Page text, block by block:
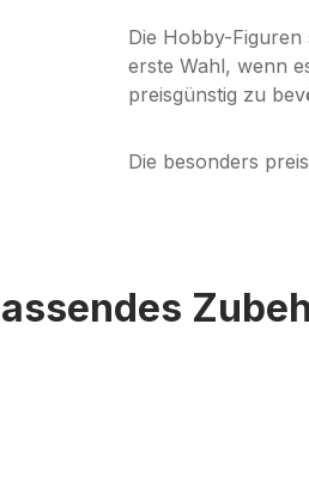
Die Hobby-Figuren
erste Wahl, wenn
preisgünstig zu
Die besonders